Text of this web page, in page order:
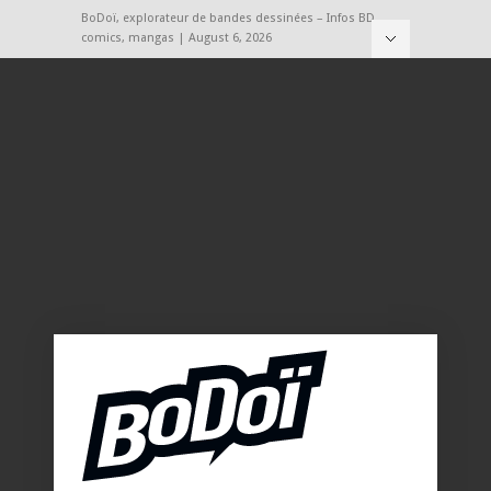
BoDoï, explorateur de bandes dessinées – Infos BD,
comics, mangas | August 6, 2026